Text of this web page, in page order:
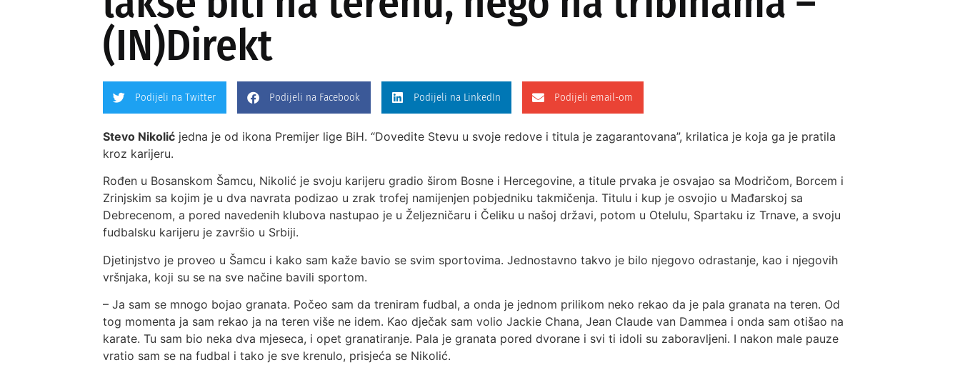
(IN)Direkt
Podijeli na Twitter Podijeli na Facebook Podijeli na LinkedIn Podijeli email-om
Stevo Nikolić jedna je od ikona Premijer lige BiH. “Dovedite Stevu u svoje redove i titula je zagarantovana”, krilatica je koja ga je pratila
kroz karijeru.
Rođen u Bosanskom Šamcu, Nikolić je svoju karijeru gradio širom Bosne i Hercegovine, a titule prvaka je osvajao sa Modričom, Borcem i
Zrinjskim sa kojim je u dva navrata podizao u zrak trofej namijenjen pobjedniku takmičenja. Titulu i kup je osvojio u Mađarskoj sa
Debrecenom, a pored navedenih klubova nastupao je u Željezničaru i Čeliku u našoj državi, potom u Otelulu, Spartaku iz Trnave, a svoju
fudbalsku karijeru je završio u Srbiji.
Djetinjstvo je proveo u Šamcu i kako sam kaže bavio se svim sportovima. Jednostavno takvo je bilo njegovo odrastanje, kao i njegovih
vršnjaka, koji su se na sve načine bavili sportom.
– Ja sam se mnogo bojao granata. Počeo sam da treniram fudbal, a onda je jednom prilikom neko rekao da je pala granata na teren. Od
tog momenta ja sam rekao ja na teren više ne idem. Kao dječak sam volio Jackie Chana, Jean Claude van Dammea i onda sam otišao na
karate. Tu sam bio neka dva mjeseca, i opet granatiranje. Pala je granata pored dvorane i svi ti idoli su zaboravljeni. I nakon male pauze
vratio sam se na fudbal i tako je sve krenulo, prisjeća se Nikolić.